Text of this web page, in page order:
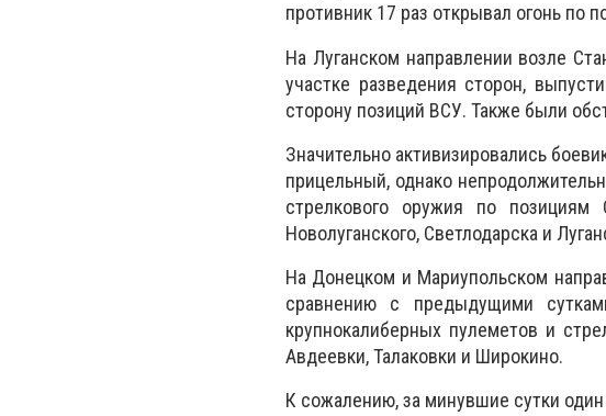
противник 17 раз открывал огонь по
На Луганском направлении возле
участке разведения сторон,
сторону позиций ВСУ. Также были
Значительно активизировались
прицельный, однако
стрелкового оружия по позициям
Новолуганского, Светлодарска и
На Донецком и Мариупольском
сравнению с предыдущими
крупнокалиберных пулеметов и
Авдеевки, Талаковки и Широкино.
К сожалению, за минувшие сутки